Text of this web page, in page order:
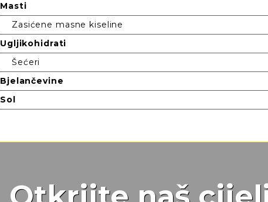
Masti
Zasićene masne kiseline
Ugljikohidrati
Šećeri
Bjelančevine
Sol